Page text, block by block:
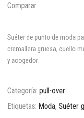
Comparar
Suéter de punto de moda
cremallera gruesa, cuello
y acogedor.
Categoría: pull-over
Etiquetas: Moda, Suéter